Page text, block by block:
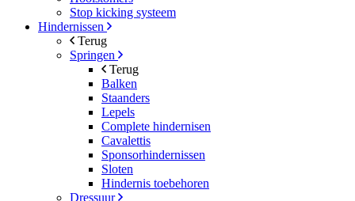
Stop kicking systeem
Hindernissen
Terug
Springen
Terug
Balken
Staanders
Lepels
Complete hindernisen
Cavalettis
Sponsorhindernissen
Sloten
Hindernis toebehoren
Dressuur